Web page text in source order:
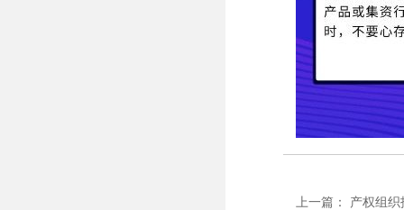
上一篇： 产权组